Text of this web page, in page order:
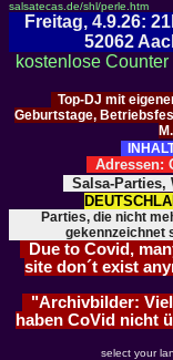
salsatecas.de/shl/perle.htm
Freitag, 4.9.26:
52062
kostenlose Counter|
Top-DJ mit
Geburtstage,
Adressen:
Salsa-Parties,
Parties, die nicht
gekennzeichnet
Due to Covid,
site don´t exist
"Archivbilder:
haben CoVid nicht
select your